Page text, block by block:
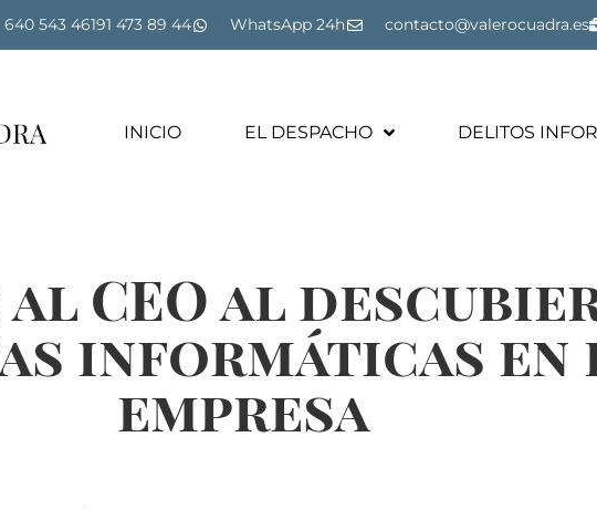
640 543 46191 473 89 44 WhatsApp 24h contacto@valerocuadra.es
INICIO EL DESPACHO DELITOS
al CEO al
informáticas en
empresa